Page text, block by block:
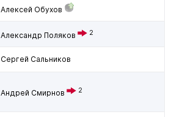
Алексей Обухов
Александр Поляков 2
Сергей Сальников
Андрей Смирнов 2